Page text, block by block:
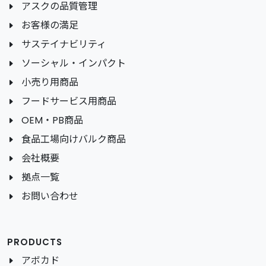
アスクの品質管理
お客様の満足
サステイナビリティ
ソーシャル・インパクト
小売り用商品
フードサービス用商品
OEM・PB商品
食品工場向けバルク商品
会社概要
拠点一覧
お問い合わせ
PRODUCTS
アボカド